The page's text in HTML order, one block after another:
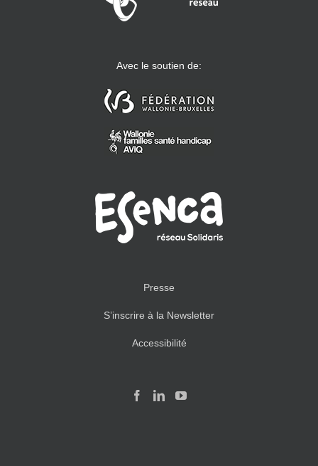
Avec le soutien de:
Presse
S’inscrire à la Newsletter
Accessibilité